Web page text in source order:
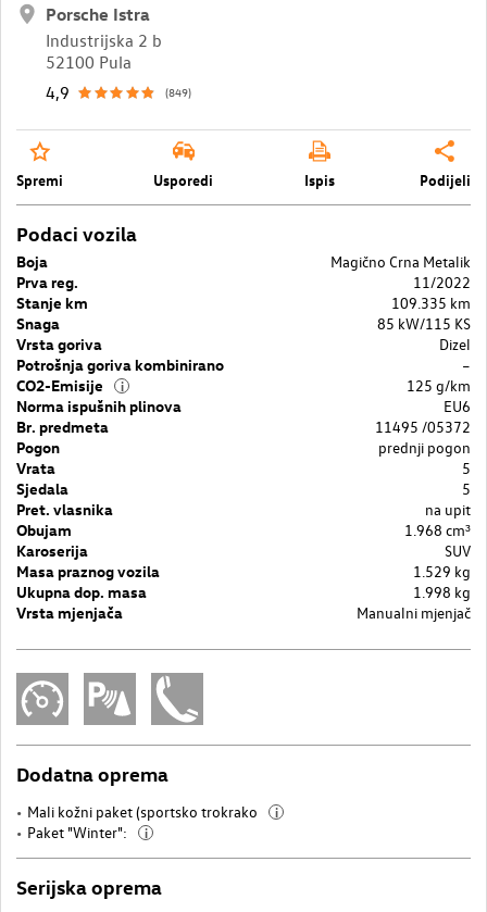
Porsche Istra
Industrijska 2 b
52100 Pula
4,9
(849)
Spremi Usporedi Ispis Podijeli
Podaci vozila
Boja
Magično Crna Metalik
Prva reg.
11/2022
Stanje km
109.335 km
Snaga
85 kW/115 KS
Vrsta goriva
Dizel
Potrošnja goriva kombinirano
–
CO2-Emisije
i
125 g/km
Norma ispušnih plinova
EU6
Br. predmeta
11495 /05372
Pogon
prednji pogon
Vrata
5
Sjedala
5
Pret. vlasnika
na upit
Obujam
1.968 cm³
Karoserija
SUV
Masa praznog vozila
1.529 kg
Ukupna dop. masa
1.998 kg
Vrsta mjenjača
Manualni mjenjač
Dodatna oprema
Mali kožni paket (sportsko trokrako i
Paket "Winter": i
Serijska oprema